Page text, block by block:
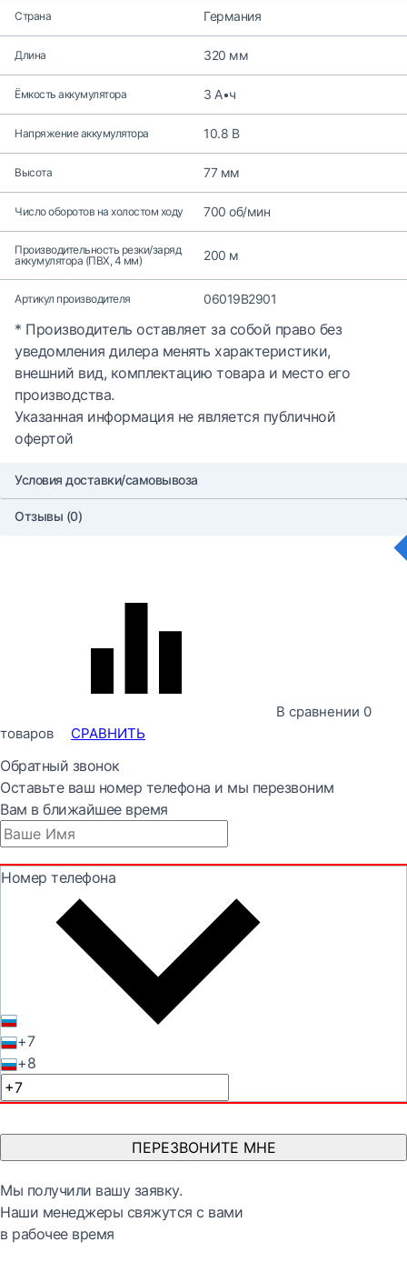
Страна Германия
Длина 320 мм
Ёмкость аккумулятора 3 А•ч
Напряжение аккумулятора 10.8 В
Высота 77 мм
Число оборотов на холостом ходу 700 об/мин
Производительность резки/заряд
аккумулятора (ПВХ, 4 мм)
200 м
Артикул производителя 06019B2901
* Производитель оставляет за собой право без
уведомления дилера менять характеристики,
внешний вид, комплектацию товара и место его
производства.
Указанная информация не является публичной
офертой
Условия доставки/самовывоза
Отзывы (0)
В сравнении 0
товаров
СРАВНИТЬ
Обратный звонок
Оставьте ваш номер телефона и мы перезвоним
Вам в ближайшее время
Номер телефона
+7
+8
ПЕРЕЗВОНИТЕ МНЕ
Мы получили вашу заявку.
Наши менеджеры свяжутся с вами
в рабочее время